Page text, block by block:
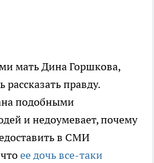
мать Дина Горшкова,
рассказать правду.
подобными
и недоумевает, почему
в СМИ
ее дочь все-таки